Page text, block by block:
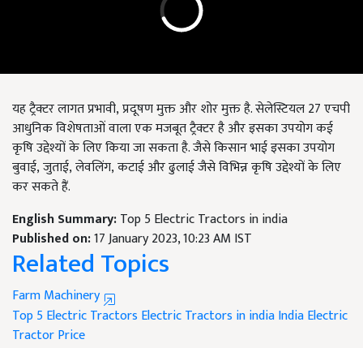
यह ट्रैक्टर लागत प्रभावी,प्रदूषण मुक्त और शोर मुक्त है. सेलेस्टियल 27 एचपी
आधुनिक विशेषताओं वाला एक मजबूत ट्रैक्टर है और इसका उपयोग कई
कृषि उद्देश्यों के लिए किया जा सकता है. जैसे किसान भाई इसका उपयोग
बुवाई,जुताई,लेवलिंग,कटाई और ढुलाई जैसे विभिन्न कृषि उद्देश्यों के लिए
कर सकते हैं.
English Summary:Top 5 Electric Tractors in india
Published on:17 January 2023, 10:23 AM IST
Related Topics
Farm Machinery
Top 5 Electric Tractors Electric Tractors in indiaIndia Electric
Tractor Price